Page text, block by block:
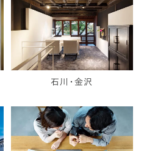
石川・金沢